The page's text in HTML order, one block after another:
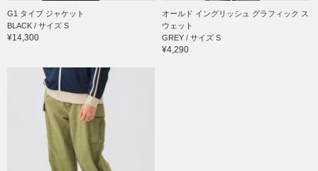
G1 タイプ ジャケット
BLACK / サイズ S
¥14,300
オールド イングリッシュ グラフィック ス
ウェット
GREY / サイズ S
¥4,290